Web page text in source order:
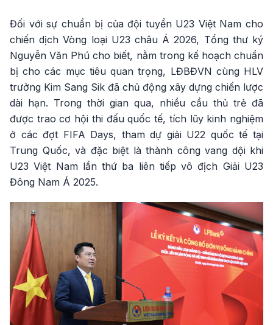
Đối với sự chuẩn bị của đội tuyển U23 Việt Nam cho
chiến dịch Vòng loại U23 châu Á 2026, Tổng thư ký
Nguyễn Văn Phú cho biết, nằm trong kế hoạch chuẩn
bị cho các mục tiêu quan trọng, LĐBĐVN cùng HLV
trưởng Kim Sang Sik đã chủ động xây dựng chiến lược
dài hạn. Trong thời gian qua, nhiều cầu thủ trẻ đã
được trao cơ hội thi đấu quốc tế, tích lũy kinh nghiệm
ở các đợt FIFA Days, tham dự giải U22 quốc tế tại
Trung Quốc, và đặc biệt là thành công vang dội khi
U23 Việt Nam lần thứ ba liên tiếp vô địch Giải U23
Đông Nam Á 2025.